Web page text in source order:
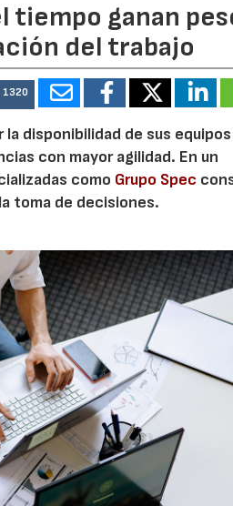
tiempo ganan
del trabajo
1320
disponibilidad de sus
con mayor agilidad. En un
como Grupo Spec
toma de decisiones.